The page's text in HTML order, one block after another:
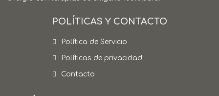
POLÍTICAS Y CONTACTO
Política de Servicio
Políticas de privacidad
Contacto